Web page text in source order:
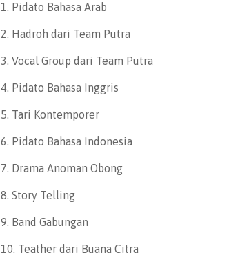
1. Pidato Bahasa Arab
2. Hadroh dari Team Putra
3. Vocal Group dari Team Putra
4. Pidato Bahasa Inggris
5. Tari Kontemporer
6. Pidato Bahasa Indonesia
7. Drama Anoman Obong
8. Story Telling
9. Band Gabungan
10. Teather dari Buana Citra